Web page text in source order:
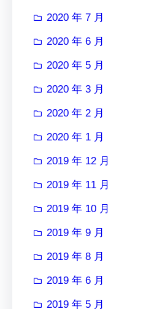
2020 年 7 月
2020 年 6 月
2020 年 5 月
2020 年 3 月
2020 年 2 月
2020 年 1 月
2019 年 12 月
2019 年 11 月
2019 年 10 月
2019 年 9 月
2019 年 8 月
2019 年 6 月
2019 年 5 月